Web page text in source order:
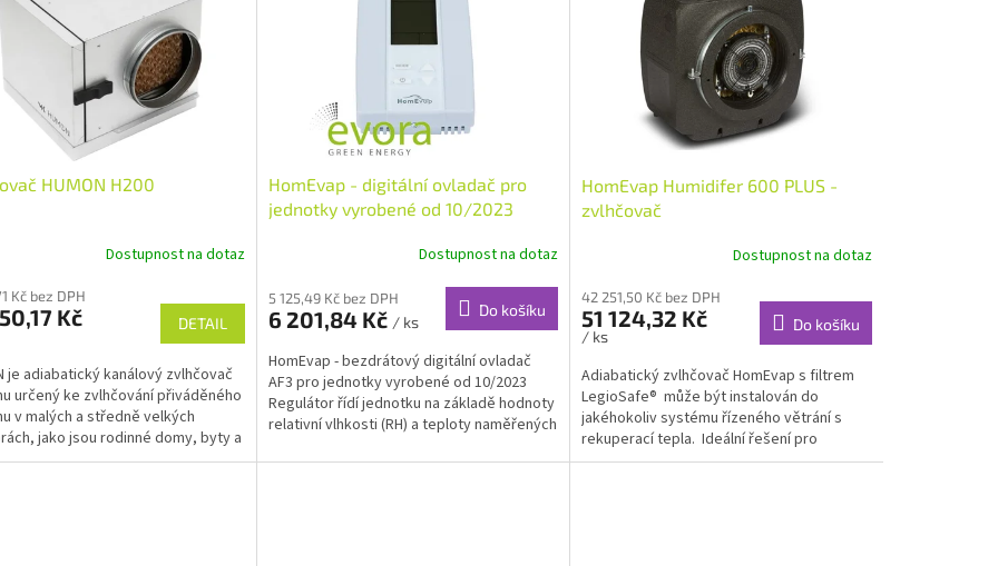
HUMON H200
Dostupnost na dotaz
Kč bez DPH
Kč DETAIL
je adiabatický kanálový zvlhčovač
určený ke zvlhčování přiváděného
v malých a středně velkých
jako jsou rodinné domy, byty a
HomEvap - digitální ovladač pro
jednotky vyrobené od 10/2023
Dostupnost na dotaz
5 125,49 Kč bez DPH
6 201,84 Kč / ks
Do košíku
HomEvap - bezdrátový digitální ovladač
AF3 pro jednotky vyrobené od 10/2023
Regulátor řídí jednotku na základě hodnoty
relativní vlhkosti (RH) a teploty naměřených
HomEvap Humidifer 600 PLUS -
zvlhčovač
Dostupnost na dotaz
42 251,50 Kč bez DPH
51 124,32 Kč
/ ks
Do košíku
Adiabatický zvlhčovač HomEvap s filtrem
LegioSafe® může být instalován do
jakéhokoliv systému řízeného větrání s
rekuperací tepla. Ideální řešení pro
jednotky do...